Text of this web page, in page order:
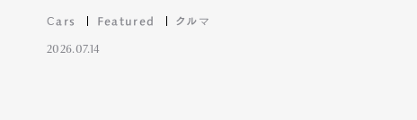
Cars Featured クルマ
2026.07.14